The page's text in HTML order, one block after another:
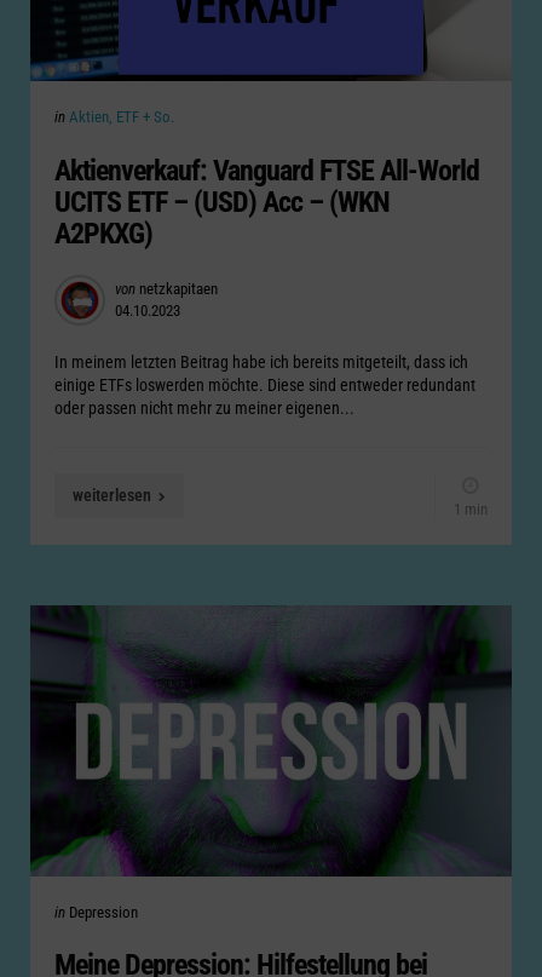
Categories
Posted
in Aktien, ETF + So.
Aktienverkauf: Vanguard FTSE All-World
UCITS ETF – (USD) Acc – (WKN
A2PKXG)
Posted
by
von netzkapitaen
04.10.2023
In meinem letzten Beitrag habe ich bereits mitgeteilt, dass ich
einige ETFs loswerden möchte. Diese sind entweder redundant
oder passen nicht mehr zu meiner eigenen...
weiterlesen
1 min
Categories
Posted
in Depression
Meine Depression: Hilfestellung bei